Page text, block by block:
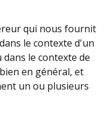
qui nous fournit
le contexte d'un
le contexte de
en général, et
un ou plusieurs